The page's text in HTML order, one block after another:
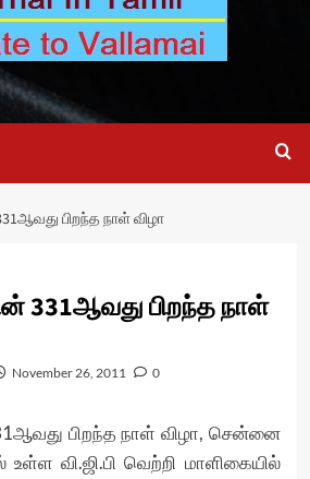
பிறந்த நாள் விழா
331ஆவது பிறந்த நாள்
November 26, 2011 0
பிறந்த நாள் விழா, சென்னை
வி.ஜி.பி வெற்றி மாளிகையில்